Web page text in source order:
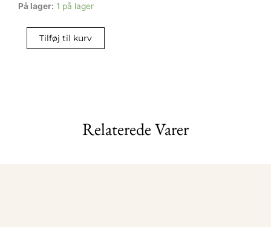
På lager: 1 på lager
Diamant
Tilføj til kurv
Relaterede Varer